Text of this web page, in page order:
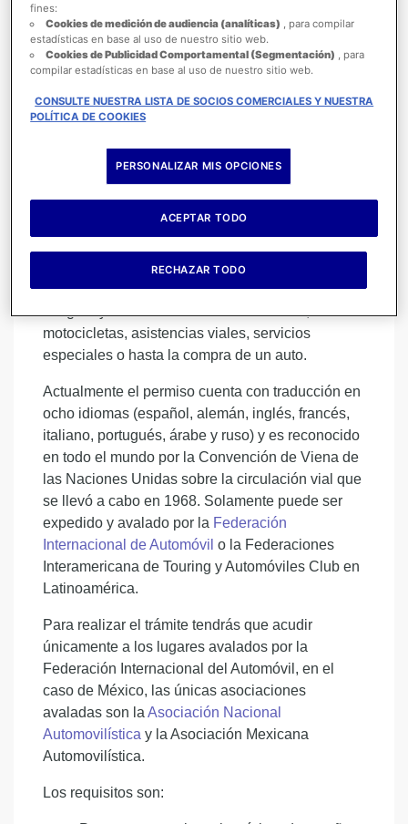
International Driving Permit, este documento es
básicamente un certificado emitido por una
entidad reconocida de tu país de origen, el cual
certifica la validez de tu permiso de conducir
nacional ante países extranjeros, los cuales estén
en las convenciones internacionales de tránsito
El objetivo de este permiso es lograr facilitar la
libre circulación de turistas entre todos los países
signatarios de dichas convenciones, si bien, hay
bilaterales que permiten el uso de documentos
nacionales, la obtención de este permiso te
motocicletas, asistencias viales, servicios
especiales o hasta la compra de un auto.
Actualmente el permiso cuenta con traducción en
ocho idiomas (español, alemán, inglés, francés,
italiano, portugués, árabe y ruso) y es reconocido
en todo el mundo por la Convención de Viena de
las Naciones Unidas sobre la circulación vial que
se llevó a cabo en 1968. Solamente puede ser
expedido y avalado por la Federación
Internacional de Automóvil o la Federaciones
Interamericana de Touring y Automóviles Club en
Latinoamérica.
Para realizar el trámite tendrás que acudir
únicamente a los lugares avalados por la
Federación Internacional del Automóvil, en el
caso de México, las únicas asociaciones
avaladas son la Asociación Nacional
Automovilística y la Asociación Mexicana
Automovilística.
Los requisitos son:
fines:
Cookies de medición de audiencia (analíticas) , para compilar
estadísticas en base al uso de nuestro sitio web.
Cookies de Publicidad Comportamental (Segmentación) , para
compilar estadísticas en base al uso de nuestro sitio web.
CONSULTE NUESTRA LISTA DE SOCIOS COMERCIALES Y NUESTRA
POLÍTICA DE COOKIES
PERSONALIZAR MIS OPCIONES
RECHAZAR TODO
ACEPTAR TODO